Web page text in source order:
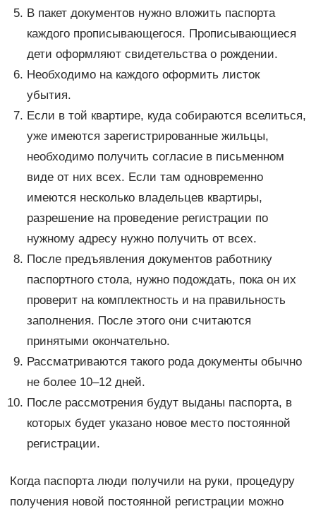
В пакет документов нужно вложить паспорта
каждого прописывающегося. Прописывающиеся
дети оформляют свидетельства о рождении.
Необходимо на каждого оформить листок
убытия.
Если в той квартире, куда собираются вселиться,
уже имеются зарегистрированные жильцы,
необходимо получить согласие в письменном
виде от них всех. Если там одновременно
имеются несколько владельцев квартиры,
разрешение на проведение регистрации по
нужному адресу нужно получить от всех.
После предъявления документов работнику
паспортного стола, нужно подождать, пока он их
проверит на комплектность и на правильность
заполнения. После этого они считаются
принятыми окончательно.
Рассматриваются такого рода документы обычно
не более 10–12 дней.
После рассмотрения будут выданы паспорта, в
которых будет указано новое место постоянной
регистрации.
Когда паспорта люди получили на руки, процедуру
получения новой постоянной регистрации можно